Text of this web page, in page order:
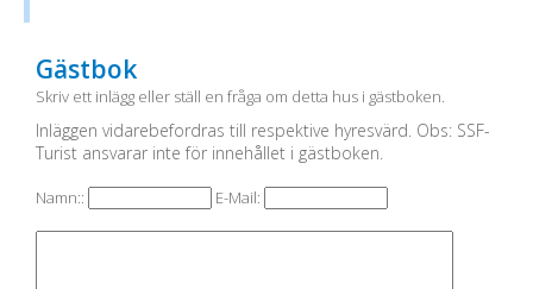
Gästbok
Skriv ett inlägg eller ställ en fråga om detta hus i gästboken.
Inläggen vidarebefordras till respektive hyresvärd. Obs: SSF-
Turist ansvarar inte för innehållet i gästboken.
Namn:: E-Mail: